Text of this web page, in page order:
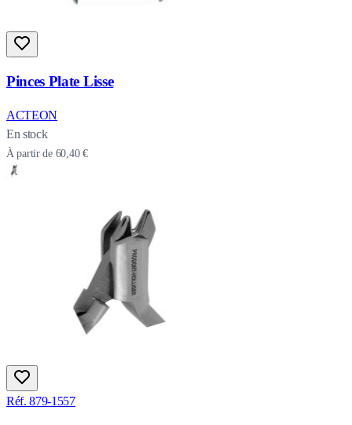
Pinces Plate Lisse
ACTEON
En stock
À partir de 60,40 €
Réf. 879-1557